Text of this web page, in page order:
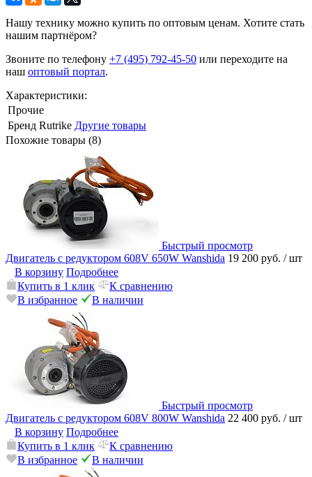
Нашу технику можно купить по оптовым ценам. Хотите стать
нашим партнёром?
Звоните по телефону +7 (495) 792-45-50 или переходите на
наш оптовый портал.
Характеристики:
Прочие
Бренд Rutrike Другие товары
Похожие товары (8)
Быстрый просмотр
Двигатель с редуктором 608V 650W Wanshida 19 200 руб. / шт
В корзину Подробнее
Купить в 1 клик
К сравнению
В избранное
В наличии
Быстрый просмотр
Двигатель с редуктором 608V 800W Wanshida 22 400 руб. / шт
В корзину Подробнее
Купить в 1 клик
К сравнению
В избранное
В наличии